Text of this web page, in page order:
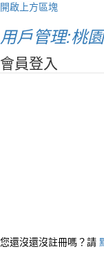
開啟上方區塊
用戶管理:桃
會員登入
您還沒還沒註冊嗎？請